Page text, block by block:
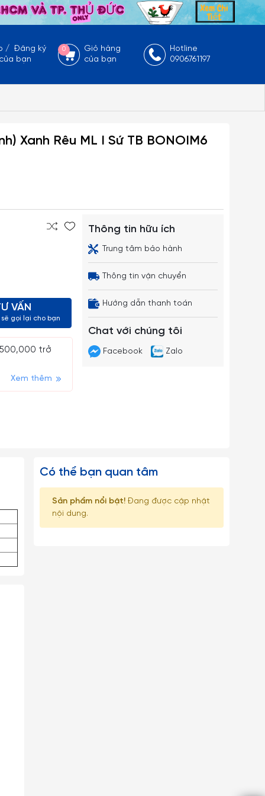
/Đăng ký
bạn
0
Giỏ hàng
của bạn
Hotline
0906761197
Xanh Rêu ML I Sứ TB BONOIM6
VẤN
gọi lại cho bạn
trở
Xem thêm
Thông tin hữu ích
Trung tâm bảo hành
Thông tin vận chuyển
Hướng dẫn thanh toán
Chat với chúng tôi
Facebook Zalo
Có thể bạn quan tâm
Sản phẩm nổi bật!Đang được cập nhật
nội dung.